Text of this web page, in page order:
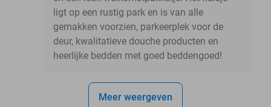
ligt op een rustig park en is van alle
gemakken voorzien, parkeerplek voor de
deur, kwalitatieve douche producten en
heerlijke bedden met goed beddengoed!
Meer weergeven